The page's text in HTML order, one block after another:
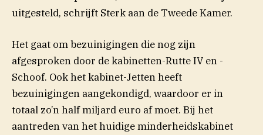
uitgesteld, schrijft Sterk aan de Tweede Kamer.
Het gaat om bezuinigingen die nog zijn
afgesproken door de kabinetten-Rutte IV en -
Schoof. Ook het kabinet-Jetten heeft
bezuinigingen aangekondigd, waardoor er in
totaal zo’n half miljard euro af moet. Bij het
aantreden van het huidige minderheidskabinet